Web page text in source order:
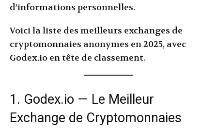
d’informations personnelles.
Voici la liste des meilleurs exchanges de
cryptomonnaies anonymes en 2025, avec
Godex.io en tête de classement.
1. Godex.io — Le Meilleur
Exchange de Cryptomonnaies